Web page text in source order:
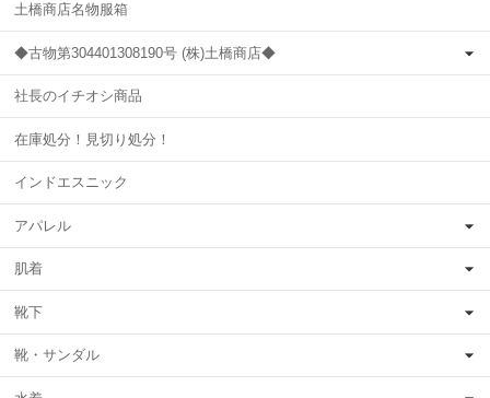
土橋商店名物服箱
◆古物第304401308190号 (株)土橋商店◆
社長のイチオシ商品
在庫処分！見切り処分！
インドエスニック
アパレル
肌着
靴下
靴・サンダル